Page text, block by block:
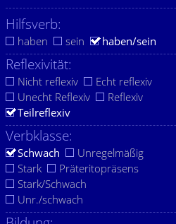
Hilfsverb:
haben sein haben/sein
Reflexivität:
Nicht reflexiv
Echt reflexiv
Unecht Reflexiv
Reflexiv
Teilreflexiv
Verbklasse:
Schwach
Unregelmäßig
Stark
Präteritopräsens
Stark/Schwach
Unr./schwach